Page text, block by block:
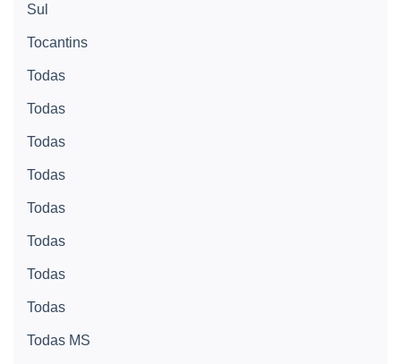
Sul
Tocantins
Todas
Todas
Todas
Todas
Todas
Todas
Todas
Todas
Todas MS